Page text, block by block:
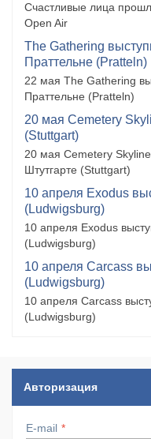
Счастливые лица
Open Air
The Gathering
Праттельне (Pratteln)
22 мая The Gathering
Праттельне (Pratteln)
20 мая Cemetery
(Stuttgart)
20 мая Cemetery
Штутгарте (Stuttgart)
10 апреля Exodus
(Ludwigsburg)
10 апреля Exodus
(Ludwigsburg)
10 апреля Carcass
(Ludwigsburg)
10 апреля Carcass
(Ludwigsburg)
Авторизация
E-mail